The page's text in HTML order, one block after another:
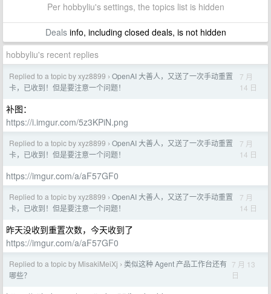
Per hobbyliu's settings, the topics list is hidden
Dealsinfo, including closed deals, is not hidden
hobbyliu's recent replies
Replied to a topic by xyz8899 › OpenAI 大善人，又送了一次手动重置
卡，已收到！但是要注意一个问题！
7 月
14 日
补图：
https://i.imgur.com/5z3KPiN.png
Replied to a topic by xyz8899 › OpenAI 大善人，又送了一次手动重置
卡，已收到！但是要注意一个问题！
7 月
14 日
https://imgur.com/a/aF57GF0
Replied to a topic by xyz8899 › OpenAI 大善人，又送了一次手动重置
卡，已收到！但是要注意一个问题！
7 月
14 日
昨天没收到重置次数，今天收到了
https://imgur.com/a/aF57GF0
Replied to a topic by MisakiMeiXj › 类似这种 Agent 产品工作台还有
哪些？
7 月 13
日